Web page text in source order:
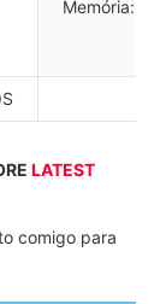
Memória:
LATEST